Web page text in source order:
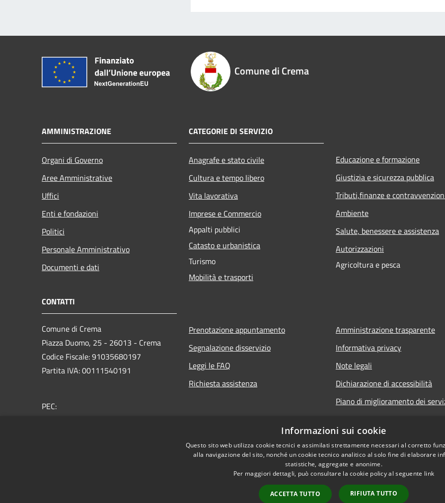
Comune di Crema
AMMINISTRAZIONE
Organi di Governo
Aree Amministrative
Uffici
Enti e fondazioni
Politici
Personale Amministrativo
Documenti e dati
CATEGORIE DI SERVIZIO
Anagrafe e stato civile
Cultura e tempo libero
Vita lavorativa
Imprese e Commercio
Appalti pubblici
Catasto e urbanistica
Turismo
Mobilità e trasporti
Educazione e formazione
Giustizia e sicurezza pubblica
Tributi,finanze e
Ambiente
Salute, benessere e assistenza
Autorizzazioni
Agricoltura e pesca
CONTATTI
Comune di Crema
Piazza Duomo, 25 - 26013 - Crema
Codice Fiscale: 91035680197
Partita IVA: 00111540191
PEC:
Prenotazione appuntamento
Segnalazione disservizio
Leggi le FAQ
Richiesta assistenza
Amministrazione trasparente
Informativa privacy
Note legali
Dichiarazione di accessibilità
Piano di miglioramento dei
Informazioni sui cookie
Questo sito web utilizza cookie tecnici e assimilati strettamente necessari al corretto
alla navigazione del sito, nonché un cookie tecnico analitico al solo fine di elaborare
statistiche, aggregate e anonime.
Per maggiori dettagli, può consultare la cookie policy al seguente link
ACCETTA TUTTO RIFIUTA TUTTO